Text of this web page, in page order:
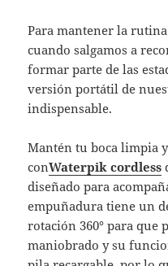
Para mantener la
cuando salgamos a
formar parte de las
versión portátil de
indispensable.
Mantén tu boca limpia
conWaterpik cordless
diseñado para
empuñadura tiene un
rotación 360° para que
maniobrado y su